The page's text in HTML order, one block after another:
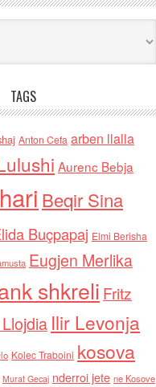
TAGS
Anton Cefa arben llalla
Aurenc Bebja
Beqir Sina
Buçpapaj Elmi Berisha
Eugjen Merlika
shkreli Fritz
Ilir Levonja
Kolec Traboini kosova
Murat Gecaj nderroi jete ne Kosove